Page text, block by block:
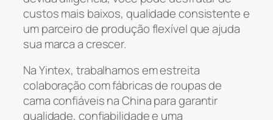
custos mais baixos, qualidade consistente e
um parceiro de produção flexível que ajuda
sua marca a crescer.
Na Yintex, trabalhamos em estreita
colaboração com fábricas de roupas de
cama confiáveis na China para garantir
qualidade, confiabilidade e uma